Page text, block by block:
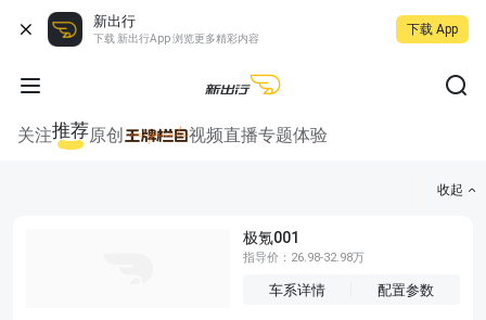
新出行
下载 新出行App 浏览更多精彩内容
下载 App
关注推荐原创 视频直播专题体验
收起
极氪001
指导价：26.98-32.98万
车系详情 配置参数